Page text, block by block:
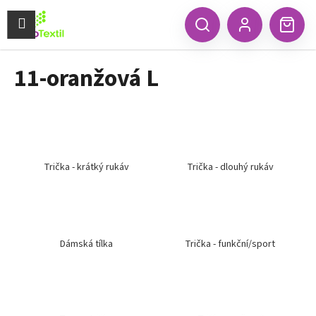
obsah
HledatPřihlášení
Menu
11-oranžová L
Trička - krátký rukáv Trička - dlouhý rukáv
Dámská tílka Trička - funkční/sport
K
š Zpět
Zpět
C